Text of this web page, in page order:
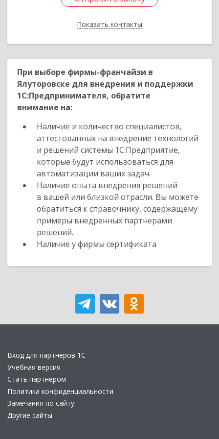
Показать контакты
Назад
При выборе фирмы-франчайзи в
Ялуторовске для внедрения и поддержки
1С:Предпринимателя, обратите
внимание на:
Наличие и количество специалистов,
аттестованных на внедрение технологий
и решений системы 1С:Предприятие,
которые будут использоваться для
автоматизации ваших задач.
Наличие опыта внедрения решений
в вашей или близкой отрасли. Вы можете
обратиться к справочнику, содержащему
примеры внедренных партнерами
решений.
Наличие у фирмы сертификата
Вход для партнеров 1С
Учебная версия
Стать партнером
Политика конфиденциальности
Замечания по сайту
Другие сайты